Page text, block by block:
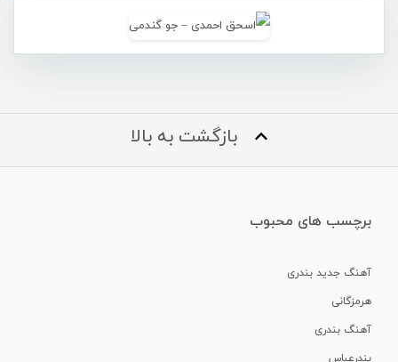
بازگشت به بالا
برچسب های محبوب
آهنگ جدید بندری
هرمزگانی
آهنگ بندری
بندرعباس